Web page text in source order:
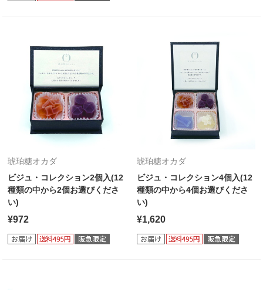
琥珀糖オカダ
ビジュ・コレクション2個入(12
種類の中から2個お選びくださ
い)
¥972
琥珀糖オカダ
ビジュ・コレクション4個入(12
種類の中から4個お選びくださ
い)
¥1,620